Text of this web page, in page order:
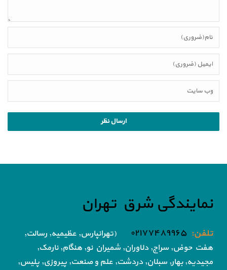
نمایندگی شرق تهران
تلفن: ۰۲۱۷۷۴۸۹۹۶۵
(تهرانپارس, عظیمیه, رسالت,
هفت حوض, سراج, دلاوران, شمیران نو, هنگام, نارمک,
مجیدیه, بهار, سبلان, دردشت, علم و صنعت, پیروزی, پلیس,